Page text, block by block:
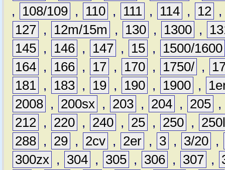
,
108/109 , 110 , 111 , 114 , 12
127 , 12m/15m , 130 , 1300 ,
145 , 146 , 147 , 15 ,
1500/1600
164 , 166 , 17 , 170 , 1750/ ,
181 , 183 , 19 , 190 , 1900 ,
2008 , 200sx , 203 , 204 , 205 ,
212 , 220 , 240 , 25 , 250 ,
288 , 29 , 2cv , 2er , 3 , 3/20 ,
300zx , 304 , 305 , 306 , 307 ,